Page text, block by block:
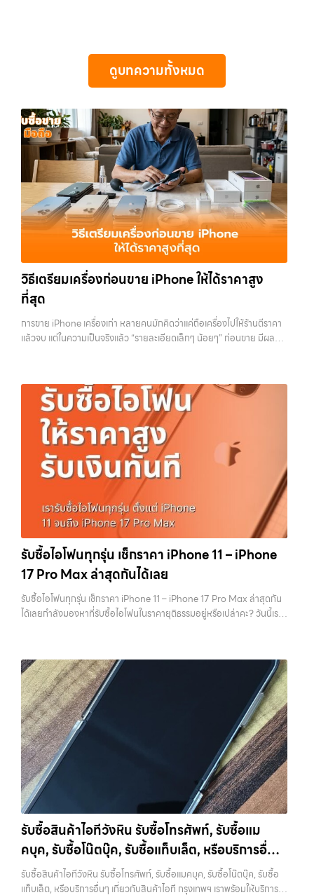
วังหินไม่ว่าคุณจะต้องการ รับซื้อโทรศัพท์, รับซื้อแมคบุค, รับซื้อโน๊ตบุ๊ค, รับ
ซื้อแท็บเล็ต, หรือบริการอื่นๆ เกี่ยวกับสินค้าไอที กรุงเทพฯ – เราพร้อมให้
บริการครบวงจร บริการของเรา…
ปราบปรามความยุ่งยากทั้งหลาย โดยเน้น โปร่งใส มั่นใจได้ และจ่ายเงินทันที
เมื่อตกลงซื้อขายสำเร็จ บริการของเราครอบคลุมทั้ง iPhone สายใหม่-เก่า,
Samsung ทุกรุ่น, iPad และแท็บเล็ตทุกแบรนด์ เรารับถึงแม้จะอยู่ในสภาพ
ใช้งานแล้ว ตกแต่งแล้ว หรือมีรอยบ้าง เพราะมูลค่าของเครื่องไม่ได้ขึ้นอยู่แค่
ยี่ห้อ แต่ขึ้นอยู่กับสภาพจริง ความครบชุด และความสะดวกในการขายของ
คุณ เราจึงตั้งใจให้บริการในเขต ลาดพร้าว, รัชดา, บางรัก, แจ้งวัฒนะ,
บางแค, วัชรพล, รามอินทรา, บางนา, บางพลี, เกษตรนวมินทร์, เสนานิคม,
วังหิน อย่างเต็มที่ ไม่ว่าคุณจะค้นหาคำว่า “รับซื้อมือถือใกล้ฉัน”, “รับซื้อ
โทรศัพท์มือสองกรุงเทพ”, “ขาย iPad ได้ราคา”, “รับซื้อแท็บเล็ต กรุงเทพ
ถึงที่”, หรือ “รับซื้อ Samsung มือสอง ราคาสูง” — ที่นี่คือคำตอบ เพราะ
บริการของเรามุ่งตรงให้คุณได้รับราคาและความสะดวกสบายที่เหนือกว่า
เลือกเราแล้วคุณจะได้บริการที่คุณไว้วางใจ พร้อมทีมงานที่พร้อมอำนวย
ความสะดวก นัดรับถึงที่ ตรวจสภาพอย่างมืออาชีพ และจ่ายเงินทันที
ทั้งหมดนี้เพื่อให้การขายอุปกรณ์ของคุณเป็นเรื่องง่ายขึ้น ดีกว่า รวดเร็วกว่า
และคุ้มค่ากว่า ทำไมต้องเลือกเรา ผู้เชี่ยวชาญด้านการให้บริการ รับซื้อมือถือ
iPhone, Samsung, ไอแพด แท็บเล็ตทุกยี่ห้อ ในราคาสูง พร้อมจ่ายเงิน
ทันที โดยเน้นบริการในพื้นที่ ลาดพร้าว, รัชดา, บางรัก, แจ้งวัฒนะ, บางแค,
วัชรพล, รามอินทรา, รวมถึง บางนา, บางพลี, เกษตรนวมินทร์, เสนานิคม,
วังหินไม่ว่าคุณจะต้องการ รับซื้อโทรศัพท์, รับซื้อแมคบุค, รับซื้อโน๊ตบุ๊ค, รับ
ซื้อแท็บเล็ต, หรือบริการอื่นๆ เกี่ยวกับสินค้าไอที กรุงเทพฯ – เราพร้อมให้
ราคาสูง พร้อมจ่ายเงินทันที รับซื้อ MacBookใกล้ฉัน ผู้เชี่ยวชาญด้านการ
ให้บริการ รับซื้อมือถือ iPhone, Samsung, ไอแพด แท็บเล็ตทุกยี่ห้อ ใน
ราคาสูง พร้อมจ่ายเงินทันที รับซื้อ Samsung… รับซื้อ MacBookใกล้ฉัน
ประสบการณ์เหนือระดับกับการ รับซื้อไอโฟน, รับซื้อไอแพด, รับซื้อมือถือ
ยินดีต้อนรับสู่ “รับซื้อขายมือถือ.com” เว็บไซต์ที่คุณไว้วางใจได้ สำหรับ
บริการ รับซื้อ มือถือ iPhone, Samsung, iPad, แท็บเล็ต ทุกยี่ห้อ ให้ราคา
สูง พร้อมจ่ายเงินทันที ครอบคลุมพื้นที่ ลาดพร้าว, รัชดา, บางรัก,
แจ้งวัฒนะ, บางแค, วัชรพล, รามอินทรา และเขตกรุงเทพฯ ใกล้ “ใกล้ ฉัน”
ที่สุด ในยุคที่สมาร์ทโฟน แท็บเล็ต และอุปกรณ์ไอทีใหม่ๆ เปลี่ยนรุ่นกันแทบ
ทุกช่วงเวลา อุปกรณ์ที่คุณใช้แล้วอาจกลายเป็นของที่ไม่ได้ใช้งานอยู่เฉยๆ
เว็บไซต์ของเราจึงเกิดขึ้นเพื่อเป็นทางเลือกให้คุณสามารถเปลี่ยนอุปกรณ์ที่
ไม่ใช้แล้วให้กลายเป็นเงินสดได้ทันที ด้วยบริการ รับซื้อไอโฟน, รับซื้อไอแพด,
รับซื้อมือถือ, รับซื้อโทรศัพท์, รับซื้อโน๊ตบุ๊ค, รับซื้อแท็บเล็ต, รับซื้อสินค้าไอที
กรุงเทพมหานคร อย่างครบวงจร ไม่ว่าคุณจะอยู่โซนเมืองหรือเขตชานเมือง
เรามีทีมงานพร้อมให้บริการถึงที่ในพื้นที่ “ใกล้ ฉัน” เพื่อความสะดวกและ
รวดเร็วที่สุด ที่ “รับซื้อขายมือถือ.com” เราเข้าใจดีว่าอุปกรณ์แต่ละชิ้นไม่ใช่
แค่เครื่องใช้ไฟฟ้า แต่เป็นทรัพย์สินที่มีมูลค่า คุณอาจต้องการเปลี่ยนรุ่น หรือ
ต้องการเงินด่วน เราจึงมอบบริการประเมินสภาพเครื่อง ฟรี ปราบปราม
ความยุ่งยากทั้งหลาย โดยเน้น โปร่งใส มั่นใจได้ และจ่ายเงินทันทีเมื่อตกลง
ใช้งานแล้ว ตกแต่งแล้ว หรือมีรอยบ้าง เพราะมูลค่าของเครื่องไม่ได้ขึ้นอยู่แค่
ยี่ห้อ แต่ขึ้นอยู่กับสภาพจริง ความครบชุด และความสะดวกในการขายของ
คุณ เราจึงตั้งใจให้บริการในเขต ลาดพร้าว, รัชดา, บางรัก, แจ้งวัฒนะ,
บางแค, วัชรพล, รามอินทรา, บางนา, บางพลี, เกษตรนวมินทร์, เสนานิคม,
วังหิน อย่างเต็มที่ ไม่ว่าคุณจะค้นหาคำว่า “รับซื้อมือถือใกล้ฉัน”, “รับซื้อ
โทรศัพท์มือสองกรุงเทพ”, “ขาย iPad ได้ราคา”, “รับซื้อแท็บเล็ต กรุงเทพ
ถึงที่”, หรือ “รับซื้อ Samsung มือสอง ราคาสูง” — ที่นี่คือคำตอบ เพราะ
บริการของเรามุ่งตรงให้คุณได้รับราคาและความสะดวกสบายที่เหนือกว่า
เลือกเราแล้วคุณจะได้บริการที่คุณไว้วางใจ พร้อมทีมงานที่พร้อมอำนวย
ความสะดวก นัดรับถึงที่ ตรวจสภาพอย่างมืออาชีพ และจ่ายเงินทันที
ทั้งหมดนี้เพื่อให้การขายอุปกรณ์ของคุณเป็นเรื่องง่ายขึ้น ดีกว่า รวดเร็วกว่า
และคุ้มค่ากว่า ทำไมต้องเลือกเรา ผู้เชี่ยวชาญด้านการให้บริการ รับซื้อมือถือ
iPhone, Samsung, ไอแพด แท็บเล็ตทุกยี่ห้อ ในราคาสูง พร้อมจ่ายเงิน
ทันที โดยเน้นบริการในพื้นที่ ลาดพร้าว, รัชดา, บางรัก, แจ้งวัฒนะ, บางแค,
วัชรพล, รามอินทรา, รวมถึง บางนา, บางพลี, เกษตรนวมินทร์, เสนานิคม,
วังหินไม่ว่าคุณจะต้องการ รับซื้อโทรศัพท์, รับซื้อแมคบุค, รับซื้อโน๊ตบุ๊ค, รับ
ซื้อแท็บเล็ต, หรือบริการอื่นๆ เกี่ยวกับสินค้าไอที…
ดูบทความทั้งหมด
วิธีเตรียมเครื่องก่อนขาย iPhone ให้ได้ราคาสูง
ที่สุด
การขาย iPhone เครื่องเก่า หลายคนมักคิดว่าแค่ถือเครื่องไปให้ร้านตีราคา
แล้วจบ แต่ในความเป็นจริงแล้ว “รายละเอียดเล็กๆ น้อยๆ” ก่อนขาย มีผลต่อ
เครื่องก่อนขาย บทความนี้จะพาไปดูวิธีเตรียม iPhone แบบครบทุกขั้นตอน
ตั้งแต่เรื่องพื้นฐานไปจนถึงเทคนิคที่ช่วยเพิ่มมูลค่าเครื่องแบบที่หลายคนมอง
ข้าม หากทำครบทุกข้อ โอกาสที่จะได้ราคาดีขึ้นมีสูงอย่างชัดเจน ทำไมการเต
รียมเครื่องถึงสำคัญ ก่อนจะไปดูวิธี เราต้องเข้าใจก่อนว่าทำไมร้านรับซื้อถึง
ให้ความสำคัญกับรายละเอียดเหล่านี้ สำหรับร้านหรือผู้รับซื้อ iPhone สิ่งที่
เขามองคือ “ความพร้อมในการขายต่อ” หากเครื่องที่รับมาสามารถนำไปขาย
ต่อได้ทันทีโดยไม่ต้องเสียเวลาแก้ไข ไม่ต้องลบข้อมูล ไม่ต้องซ่อมเพิ่ม ความ
เสี่ยงก็จะต่ำลง และนั่นทำให้เขากล้ารับในราคาที่สูงขึ้น ในทางกลับกัน ถ้า
เครื่องยังมีข้อมูลค้างอยู่ ติด iCloud หรือสภาพดูไม่เรียบร้อย ร้านจะต้อง
เสียเวลาและต้นทุนเพิ่ม สิ่งเหล่านี้จะถูกนำไปหักออกจากราคาที่เสนอให้กับ
คุณโดยตรง 1. สำรองข้อมูลให้เรียบร้อยก่อนล้างเครื่อง ขั้นตอนแรกที่ควร
ทำเสมอคือการสำรองข้อมูล เพราะหลังจากล้างเครื่องแล้ว ข้อมูลทั้งหมดจะ
ไม่สามารถกู้คืนได้อีก ไม่ว่าจะเป็นรูปภาพ รายชื่อ เบอร์โทร หรือแชทต่างๆ
หลายคนมักรีบล้างเครื่องเพราะอยากขายเร็ว แต่สุดท้ายต้องกลับมาเสีย
พลาดที่ไม่ควรเกิดขึ้นเลย คุณสามารถสำรองข้อมูลได้ผ่าน iCloud หรือผ่าน
คอมพิวเตอร์ก็ได้ หากต้องการความสะดวก iCloud จะเป็นตัวเลือกที่ง่าย
คิดว่าเรียบร้อย เพราะถ้าพลาดขึ้นมา จะไม่สามารถย้อนกลับไปแก้ไขได้อีก 2.
ออกจาก iCloud และ Apple ID ให้สมบูรณ์ ขั้นตอนนี้ถือว่าสำคัญที่สุดใน
การขาย iPhone หากยังมี Apple ID อยู่ในเครื่อง จะทำให้เกิดสิ่งที่เรียกว่า
Activation Lock ซึ่งทำให้ไม่สามารถใช้งานเครื่องต่อได้ ในมุมของร้านรับ
ซื้อ เครื่องที่ติด iCloud มีความเสี่ยงสูง เพราะไม่สามารถนำไปขายต่อได้
ทันที บางร้านอาจไม่รับซื้อเลย หรือถ้ารับก็จะกดราคาลงอย่างมาก การออก
จาก iCloud ทำได้ไม่ยาก เพียงเข้าไปที่การตั้งค่า กดชื่อบัญชีของตัวเอง
แล้วเลือกออกจากระบบ จากนั้นใส่รหัสผ่านเพื่อยืนยัน หลังจากออกแล้ว
ควรตรวจสอบอีกครั้งว่าหน้า Settings ไม่มีชื่อบัญชีของคุณเหลืออยู่ เพื่อ
ให้มั่นใจว่าเครื่องพร้อมสำหรับผู้ใช้งานใหม่จริงๆ 3. รีเซ็ตเครื่องให้เหมือน
เครื่องใหม่ เมื่อสำรองข้อมูลและออกจาก iCloud เรียบร้อยแล้ว ขั้นตอนต่อ
ไปคือการรีเซ็ตเครื่องให้เป็นค่าเริ่มต้นจากโรงงาน การรีเซ็ตจะช่วยลบข้อมูล
ทั้งหมดออกจากเครื่อง ทำให้เครื่องอยู่ในสภาพเหมือนใหม่ ซึ่งเป็นสิ่งที่ผู้ซื้อ
หรือร้านต้องการมากที่สุด เพราะสามารถนำไปใช้งานต่อได้ทันที ขั้นตอนนี้ยัง
ช่วยสร้างความมั่นใจให้กับผู้รับซื้อว่าไม่มีข้อมูลส่วนตัวหลงเหลืออยู่ ลด
ความกังวลในเรื่องความปลอดภัย ควรระวังว่าการรีเซ็ตควรทำหลังจาก
รับซื้อไอโฟนทุกรุ่น เช็กราคา iPhone 11 – iPhone
17 Pro Max ล่าสุดกันได้เลย
รับซื้อไอโฟนทุกรุ่น เช็กราคา iPhone 11 – iPhone 17 Pro Max ล่าสุดกัน
ได้เลยกำลังมองหาที่รับซื้อไอโฟนในราคายุติธรรมอยู่หรือเปล่าคะ? วันนี้เรา
ราคาในตลาดมือสอง เรายังมีบริการที่รวดเร็ว และจ่ายเงินสดทันที ไม่มีค่า
ธรรมเนียมซ่อนเร้นค่ะ ทำไมต้องขายไอโฟนกับเรา?
รับซื้อทุกรุ่น ทุกสภาพ
- ไม่ว่าจะเป็นเครื่องใหม่ เครื่องใช้งาน หรือเครื่องที่มีตำหนิเล็กน้อย เรารับซื้อ
หมด
ราคายุติธรรม - ประเมินราคาตามสภาพเครื่องจริง ให้ราคาสูงถึง
70% ของราคาตลาดมือสอง
รวดเร็วทันใจ - ประเมินและจ่ายเงินทันที ไม่
ต้องรอนาน
ปลอดภัย 100% - มีหน้าร้านจริง บริการโปร่งใส ตรวจสอบ
ได้
รับซื้อถึงที่ - มีบริการรับซื้อถึงบ้านในกรุงเทพและปริมณฑลเช็กราคา
รับซื้อ iPhone แต่ละรุ่นมาดูกันว่าแต่ละรุ่นเรารับซื้อในราคาเท่าไหร่บ้าง
(ราคาอัพเดทล่าสุดเดือนพฤศจิกายน 2024)
iPhone 11 (ปี
2019)iPhone 11 เป็นรุ่นที่ได้รับความนิยมมากในตอนที่เปิดตัว มาพร้อม
กล้องคู่ ชิป A13 Bionic และหน้าจอ Liquid Retina ขนาด 6.1 นิ้ว แม้จะ
เป็นรุ่นที่ออกมาได้สักระยะแล้ว แต่ก็ยังใช้งานได้ดีและรองรับ iOS เวอร์ชัน
ล่าสุดราคารับซื้อ iPhone 11:iPhone 11 64GB รับซื้อได้ที่ 7,000 บาท
ราคาตลาดมือสอง: 10,000 บาทiPhone 11 128GB รับซื้อได้ที่ 8,400
บาทราคาตลาดมือสอง: 13,000 บาท
iPhone 11 Pro / Pro Max (ปี
รับซื้อสินค้าไอทีวังหิน รับซื้อโทรศัพท์, รับซื้อแม
คบุค, รับซื้อโน๊ตบุ๊ค, รับซื้อแท็บเล็ต, หรือบริการอื่นๆ
เกี่ยวกับสินค้าไอที กรุงเทพฯ เราพร้อมให้บริการครบ
วงจร
รับซื้อสินค้าไอทีวังหิน รับซื้อโทรศัพท์, รับซื้อแมคบุค, รับซื้อโน๊ตบุ๊ค, รับซื้อ
แท็บเล็ต, หรือบริการอื่นๆ เกี่ยวกับสินค้าไอที กรุงเทพฯ เราพร้อมให้บริการ